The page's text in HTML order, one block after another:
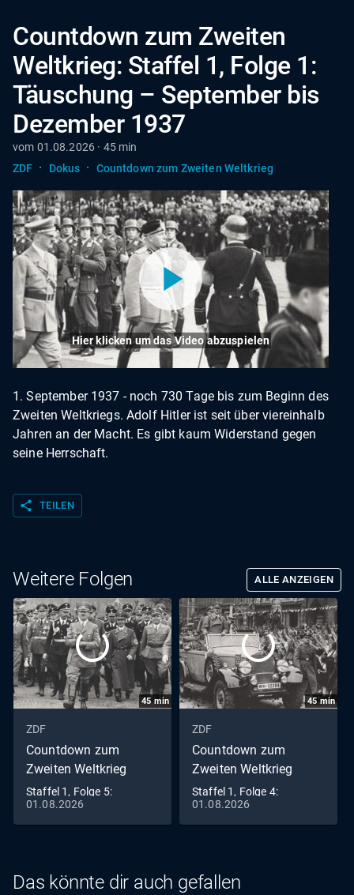
Countdown zum Zweiten
Weltkrieg: Staffel 1, Folge 1:
Täuschung – September bis
Dezember 1937
vom 01.08.2026 · 45 min
ZDF · Dokus · Countdown zum Zweiten Weltkrieg
Hier klicken um das Video abzuspielen
1. September 1937 - noch 730 Tage bis zum Beginn des
Zweiten Weltkriegs. Adolf Hitler ist seit über viereinhalb
Jahren an der Macht. Es gibt kaum Widerstand gegen
seine Herrschaft.
share TEILEN
Weitere Folgen ALLE ANZEIGEN
45min
ZDF
Countdown zum
Zweiten Weltkrieg
Staffel 1, Folge 5:
Höllenfahrt - April bis
August 1939
01.08.2026
45min
ZDF
Countdown zum
Zweiten Weltkrieg
Staffel 1, Folge 4:
Aggression - Oktober
1938 bis März 1939
01.08.2026
Das könnte dir auch gefallen